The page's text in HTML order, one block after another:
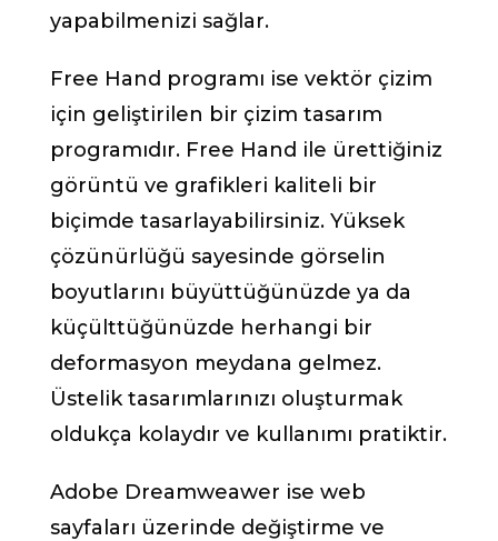
yapabilmenizi sağlar.
Free Hand programı ise vektör çizim
için geliştirilen bir çizim tasarım
programıdır. Free Hand ile ürettiğiniz
görüntü ve grafikleri kaliteli bir
biçimde tasarlayabilirsiniz. Yüksek
çözünürlüğü sayesinde görselin
boyutlarını büyüttüğünüzde ya da
küçülttüğünüzde herhangi bir
deformasyon meydana gelmez.
Üstelik tasarımlarınızı oluşturmak
oldukça kolaydır ve kullanımı pratiktir.
Adobe Dreamweawer ise web
sayfaları üzerinde değiştirme ve